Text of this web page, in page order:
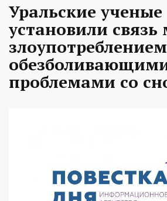
Уральские ученые
установили
злоупотреблением
проблемами со